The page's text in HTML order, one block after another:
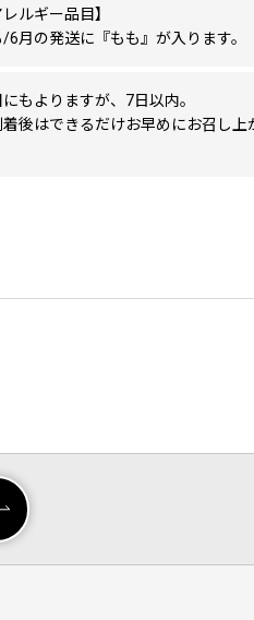
レルギー品目】
/6月の発送に『もも』が入ります。
もよりますが、7日以内。
着後はできるだけお早めにお召し上